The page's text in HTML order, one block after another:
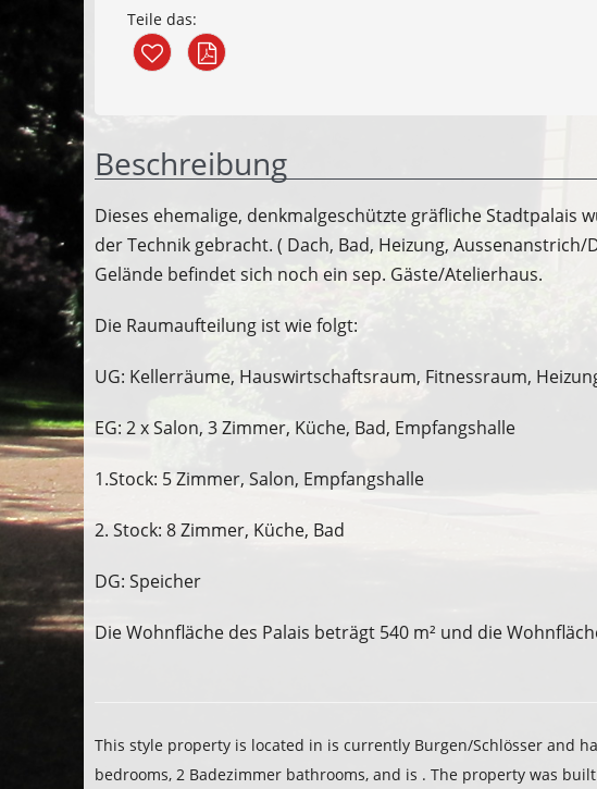
Teile das:
Beschreibung
Dieses ehemalige, denkmalgeschützte gräfliche
der Technik gebracht. ( Dach, Bad, Heizung,
Gelände befindet sich noch ein sep. Gäste/Atelierhaus.
Die Raumaufteilung ist wie folgt:
UG: Kellerräume, Hauswirtschaftsraum, Fitnessraum,
EG: 2 x Salon, 3 Zimmer, Küche, Bad, Empfangshalle
1.Stock: 5 Zimmer, Salon, Empfangshalle
2. Stock: 8 Zimmer, Küche, Bad
DG: Speicher
Die Wohnfläche des Palais beträgt 540 m² und die
This style property is located in is currently Burgen/Schlösser and
bedrooms, 2 Badezimmer bathrooms, and is . The property was